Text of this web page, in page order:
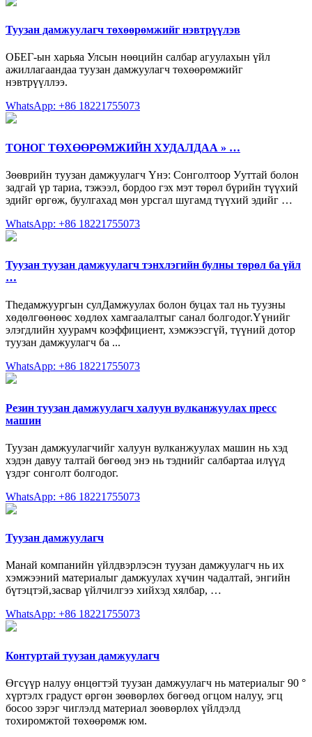
Туузан дамжуулагч төхөөрөмжийг нэвтрүүлэв
ОБЕГ-ын харьяа Улсын нөөцийн салбар агуулахын үйл
ажиллагаандаа туузан дамжуулагч төхөөрөмжийг
нэвтрүүллээ.
WhatsApp: +86 18221755073
ТОНОГ ТӨХӨӨРӨМЖИЙН ХУДАЛДАА » …
Зөөврийн туузан дамжуулагч Үнэ: Сонголтоор Ууттай болон
задгай үр тариа, тэжээл, бордоо гэх мэт төрөл бүрийн түүхий
эдийг өргөж, буулгахад мөн урсгал шугамд түүхий эдийг …
WhatsApp: +86 18221755073
Туузан туузан дамжуулагч тэнхлэгийн булны төрөл ба үйл
…
Theдамжуургын сулДамжуулах болон буцах тал нь туузны
хөдөлгөөнөөс хөдлөх хамгаалалтыг санал болгодог.Үүнийг
элэгдлийн хуурамч коэффициент, хэмжээсгүй, түүний дотор
туузан дамжуулагч ба ...
WhatsApp: +86 18221755073
Резин туузан дамжуулагч халуун вулканжуулах пресс
машин
Туузан дамжуулагчийг халуун вулканжуулах машин нь хэд
хэдэн давуу талтай бөгөөд энэ нь тэднийг салбартаа илүүд
үздэг сонголт болгодог.
WhatsApp: +86 18221755073
Туузан дамжуулагч
Манай компанийн үйлдвэрлэсэн туузан дамжуулагч нь их
хэмжээний материалыг дамжуулах хүчин чадалтай, энгийн
бүтэцтэй,засвар үйлчилгээ хийхэд хялбар, …
WhatsApp: +86 18221755073
Контуртай туузан дамжуулагч
Өгсүүр налуу өнцөгтэй туузан дамжуулагч нь материалыг 90 °
хүртэлх градуст өргөн зөөвөрлөх бөгөөд огцом налуу, эгц
босоо зэрэг чиглэлд материал зөөвөрлөх үйлдэлд
тохиромжтой төхөөрөмж юм.